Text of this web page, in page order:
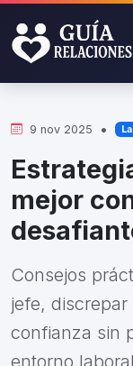
9 nov 2025 •
mejor
Consejos
jefe,
confianza sin
entorno